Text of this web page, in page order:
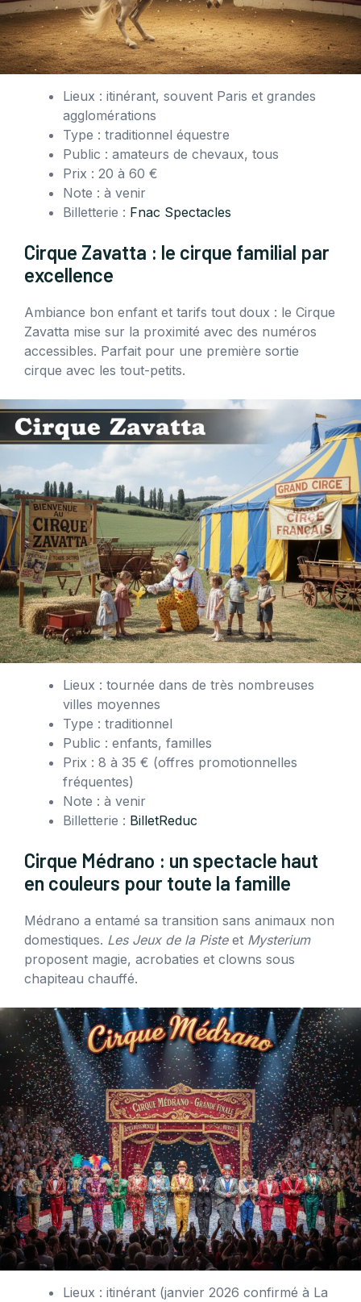
Lieux : itinérant, souvent Paris et grandes
agglomérations
Type : traditionnel équestre
Public : amateurs de chevaux, tous
Prix : 20 à 60 €
Note : à venir
Billetterie : Fnac Spectacles
Cirque Zavatta : le cirque familial par
excellence
Ambiance bon enfant et tarifs tout doux : le Cirque
Zavatta mise sur la proximité avec des numéros
accessibles. Parfait pour une première sortie
cirque avec les tout-petits.
Lieux : tournée dans de très nombreuses
villes moyennes
Type : traditionnel
Public : enfants, familles
Prix : 8 à 35 € (offres promotionnelles
fréquentes)
Note : à venir
Billetterie : BilletReduc
Cirque Médrano : un spectacle haut
en couleurs pour toute la famille
Médrano a entamé sa transition sans animaux non
domestiques. Les Jeux de la Pisteet Mysterium
proposent magie, acrobaties et clowns sous
chapiteau chauffé.
Lieux : itinérant (janvier 2026 confirmé à La